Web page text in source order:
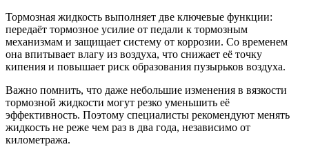
Тормозная жидкость выполняет две ключевые функции:
передаёт тормозное усилие от педали к тормозным
механизмам и защищает систему от коррозии. Со временем
она впитывает влагу из воздуха, что снижает её точку
кипения и повышает риск образования пузырьков воздуха.
Важно помнить, что даже небольшие изменения в вязкости
тормозной жидкости могут резко уменьшить её
эффективность. Поэтому специалисты рекомендуют менять
жидкость не реже чем раз в два года, независимо от
километража.